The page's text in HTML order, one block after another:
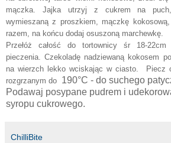
mączka. Jajka utrzyj z cukrem na
wymieszaną z proszkiem, mączkę
razem, na końcu dodaj osuszoną marchewkę.
Przełóż całość do tortownicy śr 18-22cm
pieczenia. Czekoladę nadziewaną kokosem
na wierzch lekko wciskając w ciasto. Piecz
rozgrzanym do 190°C - do suchego
Podawaj posypane pudrem i
syropu cukrowego.
ChilliBite